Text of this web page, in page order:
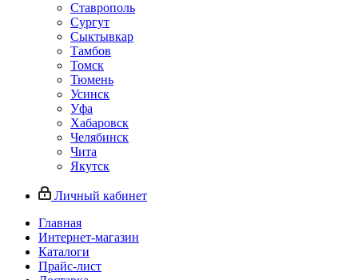
Ставрополь
Сургут
Сыктывкар
Тамбов
Томск
Тюмень
Усинск
Уфа
Хабаровск
Челябинск
Чита
Якутск
Личный кабинет
Главная
Интернет-магазин
Каталоги
Прайс-лист